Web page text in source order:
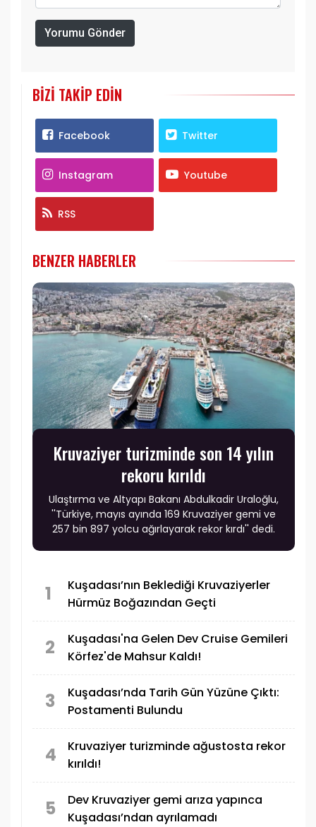
Yorumu Gönder
BIZI TAKIP EDIN
Facebook Twitter
Instagram Youtube
RSS
BENZER HABERLER
Kruvaziyer turizminde son 14 yılın
rekoru kırıldı
Ulaştırma ve Altyapı Bakanı Abdulkadir Uraloğlu,
''Türkiye, mayıs ayında 169 Kruvaziyer gemi ve
257 bin 897 yolcu ağırlayarak rekor kırdı'' dedi.
1
Kuşadası’nın Beklediği Kruvaziyerler
Hürmüz Boğazından Geçti
2
Kuşadası'na Gelen Dev Cruise Gemileri
Körfez'de Mahsur Kaldı!
3
Kuşadası’nda Tarih Gün Yüzüne Çıktı:
Postamenti Bulundu
4
Kruvaziyer turizminde ağustosta rekor
kırıldı!
5
Dev Kruvaziyer gemi arıza yapınca
Kuşadası’ndan ayrılamadı